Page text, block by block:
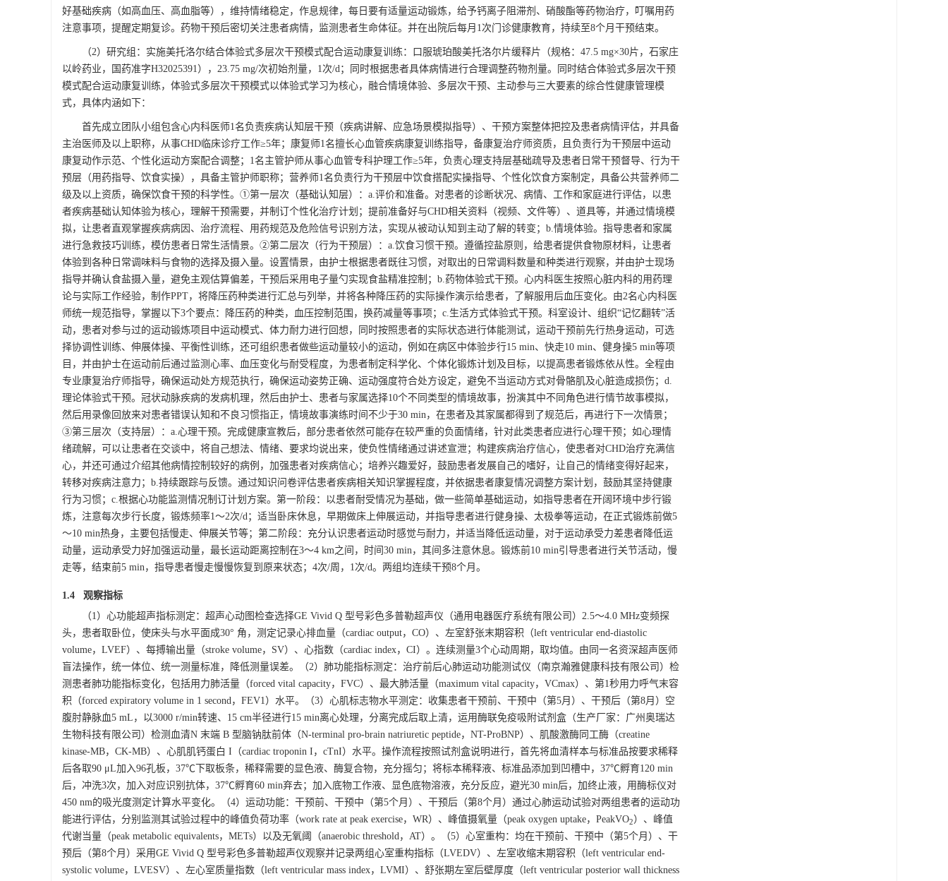
好基础疾病（如高血压、高血脂等），维持情绪稳定，作息规律，每日要有适量运动锻炼，给予钙离子阻滞剂、硝酸酯等药物治疗，叮嘱用药
注意事项，提醒定期复诊。药物干预后密切关注患者病情，监测患者生命体征。并在出院后每月1次门诊健康教育，持续至8个月干预结束。
（2）研究组：实施美托洛尔结合体验式多层次干预模式配合运动康复训练：口服琥珀酸美托洛尔片缓释片（规格：47.5 mg×30片，石家庄
以岭药业，国药准字H32025391），23.75 mg/次初始剂量，1次/d；同时根据患者具体病情进行合理调整药物剂量。同时结合体验式多层次干预
模式配合运动康复训练，体验式多层次干预模式以体验式学习为核心，融合情境体验、多层次干预、主动参与三大要素的综合性健康管理模
式，具体内涵如下：
首先成立团队小组包含心内科医师1名负责疾病认知层干预（疾病讲解、应急场景模拟指导）、干预方案整体把控及患者病情评估，并具备
主治医师及以上职称，从事CHD临床诊疗工作≥5年；康复师1名擅长心血管疾病康复训练指导，备康复治疗师资质，且负责行为干预层中运动
康复动作示范、个性化运动方案配合调整；1名主管护师从事心血管专科护理工作≥5年，负责心理支持层基础疏导及患者日常干预督导、行为干
预层（用药指导、饮食实操），具备主管护师职称；营养师1名负责行为干预层中饮食搭配实操指导、个性化饮食方案制定，具备公共营养师二
级及以上资质，确保饮食干预的科学性。①第一层次（基础认知层）：a.评价和准备。对患者的诊断状况、病情、工作和家庭进行评估，以患
者疾病基础认知体验为核心，理解干预需要，并制订个性化治疗计划；提前准备好与CHD相关资料（视频、文件等）、道具等，并通过情境模
拟，让患者直观掌握疾病病因、治疗流程、用药规范及危险信号识别方法，实现从被动认知到主动了解的转变；b.情境体验。指导患者和家属
进行急救技巧训练，模仿患者日常生活情景。②第二层次（行为干预层）：a.饮食习惯干预。遵循控盐原则，给患者提供食物原材料，让患者
体验到各种日常调味料与食物的选择及摄入量。设置情景，由护士根据患者既往习惯，对取出的日常调料数量和种类进行观察，并由护士现场
指导并确认食盐摄入量，避免主观估算偏差，干预后采用电子量勺实现食盐精准控制；b.药物体验式干预。心内科医生按照心脏内科的用药理
论与实际工作经验，制作PPT，将降压药种类进行汇总与列举，并将各种降压药的实际操作演示给患者，了解服用后血压变化。由2名心内科医
师统一规范指导，掌握以下3个要点：降压药的种类，血压控制范围，换药减量等事项；c.生活方式体验式干预。科室设计、组织“记忆翻转”活
动，患者对参与过的运动锻炼项目中运动模式、体力耐力进行回想，同时按照患者的实际状态进行体能测试，运动干预前先行热身运动，可选
择协调性训练、伸展体操、平衡性训练，还可组织患者做些运动量较小的运动，例如在病区中体验步行15 min、快走10 min、健身操5 min等项
目，并由护士在运动前后通过监测心率、血压变化与耐受程度，为患者制定科学化、个体化锻炼计划及目标，以提高患者锻炼依从性。全程由
专业康复治疗师指导，确保运动处方规范执行，确保运动姿势正确、运动强度符合处方设定，避免不当运动方式对骨骼肌及心脏造成损伤；d.
理论体验式干预。冠状动脉疾病的发病机理，然后由护士、患者与家属选择10个不同类型的情境故事，扮演其中不同角色进行情节故事模拟，
然后用录像回放来对患者错误认知和不良习惯指正，情境故事演练时间不少于30 min，在患者及其家属都得到了规范后，再进行下一次情景；
③第三层次（支持层）：a.心理干预。完成健康宣教后，部分患者依然可能存在较严重的负面情绪，针对此类患者应进行心理干预；如心理情
绪疏解，可以让患者在交谈中，将自己想法、情绪、要求均说出来，使负性情绪通过讲述宣泄；构建疾病治疗信心，使患者对CHD治疗充满信
心，并还可通过介绍其他病情控制较好的病例，加强患者对疾病信心；培养兴趣爱好，鼓励患者发展自己的嗜好，让自己的情绪变得好起来，
转移对疾病注意力；b.持续跟踪与反馈。通过知识问卷评估患者疾病相关知识掌握程度，并依据患者康复情况调整方案计划，鼓励其坚持健康
行为习惯；c.根据心功能监测情况制订计划方案。第一阶段：以患者耐受情况为基础，做一些简单基础运动，如指导患者在开阔环境中步行锻
炼，注意每次步行长度，锻炼频率1～2次/d；适当卧床休息，早期做床上伸展运动，并指导患者进行健身操、太极拳等运动，在正式锻炼前做5
～10 min热身，主要包括慢走、伸展关节等；第二阶段：充分认识患者运动时感觉与耐力，并适当降低运动量，对于运动承受力差患者降低运
动量，运动承受力好加强运动量，最长运动距离控制在3～4 km之间，时间30 min，其间多注意休息。锻炼前10 min引导患者进行关节活动，慢
走等，结束前5 min，指导患者慢走慢慢恢复到原来状态；4次/周，1次/d。两组均连续干预8个月。
1.4 观察指标
（1）心功能超声指标测定：超声心动图检查选择GE Vivid Q 型号彩色多普勒超声仪（通用电器医疗系统有限公司）2.5～4.0 MHz变频探
头，患者取卧位，使床头与水平面成30° 角，测定记录心排血量（cardiac output，CO）、左室舒张末期容积（left ventricular end-diastolic
volume，LVEF）、每搏输出量（stroke volume，SV）、心指数（cardiac index，CI）。连续测量3个心动周期，取均值。由同一名资深超声医师
盲法操作，统一体位、统一测量标准，降低测量误差。（2）肺功能指标测定：治疗前后心肺运动功能测试仪（南京瀚雅健康科技有限公司）检
测患者肺功能指标变化，包括用力肺活量（forced vital capacity，FVC）、最大肺活量（maximum vital capacity，VCmax）、第1秒用力呼气末容
积（forced expiratory volume in 1 second，FEV1）水平。（3）心肌标志物水平测定：收集患者干预前、干预中（第5月）、干预后（第8月）空
腹肘静脉血5 mL，以3000 r/min转速、15 cm半径进行15 min离心处理，分离完成后取上清，运用酶联免疫吸附试剂盒（生产厂家：广州奥瑞达
生物科技有限公司）检测血清N 末端 B 型脑钠肽前体（N-terminal pro-brain natriuretic peptide，NT-ProBNP）、肌酸激酶同工酶（creatine
kinase-MB，CK-MB）、心肌肌钙蛋白 I（cardiac troponin I，cTnI）水平。操作流程按照试剂盒说明进行，首先将血清样本与标准品按要求稀释
后各取90 μL加入96孔板，37℃下取板条，稀释需要的显色液、酶复合物，充分摇匀；将标本稀释液、标准品添加到凹槽中，37℃孵育120 min
后，冲洗3次，加入对应识别抗体，37℃孵育60 min弃去；加入底物工作液、显色底物溶液，充分反应，避光30 min后，加终止液，用酶标仪对
450 nm的吸光度测定计算水平变化。（4）运动功能：干预前、干预中（第5个月）、干预后（第8个月）通过心肺运动试验对两组患者的运动功
能进行评估，分别监测其试验过程中的峰值负荷功率（work rate at peak exercise，WR）、峰值摄氧量（peak oxygen uptake，PeakVO2）、峰值
代谢当量（peak metabolic equivalents，METs）以及无氧阈（anaerobic threshold，AT）。（5）心室重构：均在干预前、干预中（第5个月）、干
预后（第8个月）采用GE Vivid Q 型号彩色多普勒超声仪观察并记录两组心室重构指标（LVEDV）、左室收缩末期容积（left ventricular end-
systolic volume，LVESV）、左心室质量指数（left ventricular mass index，LVMI）、舒张期左室后壁厚度（left ventricular posterior wall thickness